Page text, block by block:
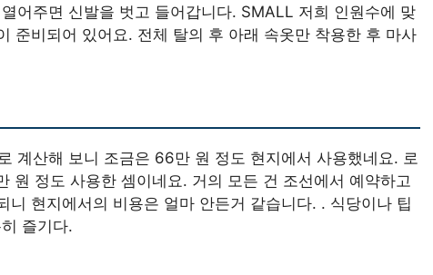
어주면 신발을 벗고 들어갑니다. SMALL 저희 인원수에 맞
준비되어 있어요. 전체 탈의 후 아래 속옷만 착용한 후 마사
계산해 보니 조금은 66만 원 정도 현지에서 사용했네요. 로
원 정도 사용한 셈이네요. 거의 모든 건 조선에서 예약하고
니 현지에서의 비용은 얼마 안든거 같습니다. . 식당이나 팁
즐기다.